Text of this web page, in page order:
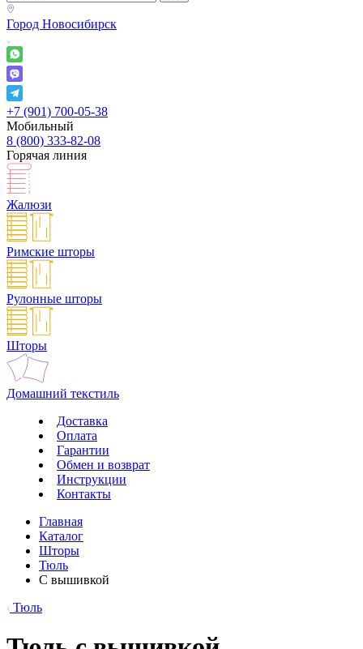
Город Новосибирск
+7 (901) 700-05-38
Мобильный
8 (800) 333-82-08
Горячая линия
Жалюзи
Римские шторы
Рулонные шторы
Шторы
Домашний текстиль
Доставка
Оплата
Гарантии
Обмен и возврат
Инструкции
Контакты
Главная
Каталог
Шторы
Тюль
С вышивкой
Тюль